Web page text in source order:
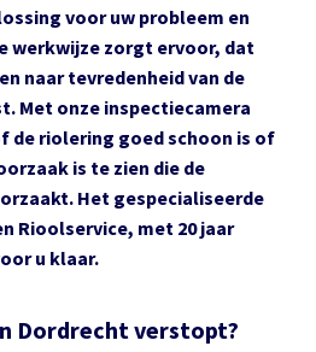
voor uw probleem en
werkwijze zorgt ervoor, dat
naar tevredenheid van de
Met onze inspectiecamera
riolering goed schoon is of
is te zien die de
Het gespecialiseerde
Rioolservice, met 20 jaar
u klaar.
Dordrecht verstopt?